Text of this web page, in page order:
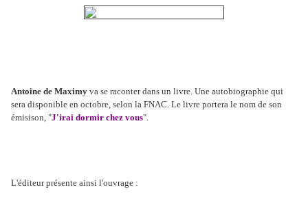
Antoine de Maximy va se raconter dans un livre. Une autobiographie qui
sera disponible en octobre, selon la FNAC. Le livre portera le nom de son
émisison, "J'irai dormir chez vous".
L'éditeur présente ainsi l'ouvrage :